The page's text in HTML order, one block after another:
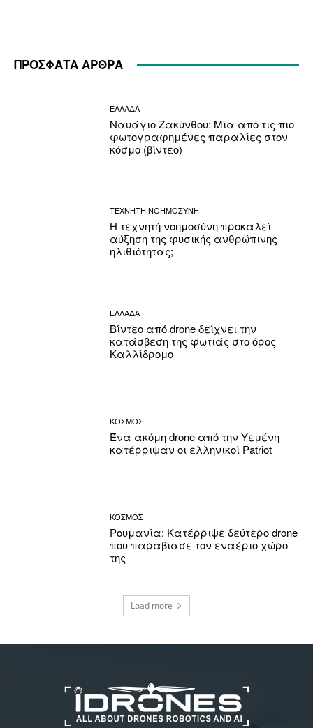
ΠΡΟΣΦΑΤΑ ΑΡΘΡΑ
ΕΛΛΑΔΑ
Ναυάγιο Ζακύνθου: Μία από τις πιο
φωτογραφημένες παραλίες στον
κόσμο (βίντεο)
ΤΕΧΝΗΤΗ ΝΟΗΜΟΣΥΝΗ
Η τεχνητή νοημοσύνη προκαλεί
αύξηση της φυσικής ανθρώπινης
ηλιθιότητας;
ΕΛΛΑΔΑ
Βίντεο από drone δείχνει την
κατάσβεση της φωτιάς στο όρος
Καλλίδρομο
ΚΟΣΜΟΣ
Ένα ακόμη drone από την Υεμένη
κατέρριψαν οι ελληνικοί Patriot
ΚΟΣΜΟΣ
Ρουμανία: Κατέρριψε δεύτερο drone
που παραβίασε τον εναέριο χώρο
της
Load more